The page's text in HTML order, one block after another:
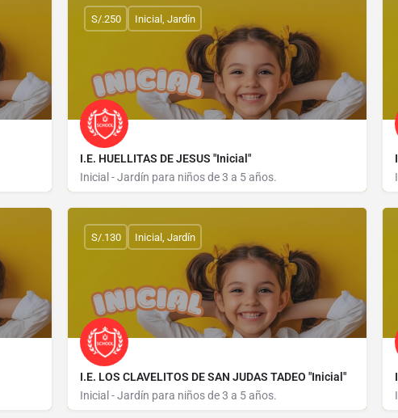
I.E. HUELLITAS DE JESUS "Inicial"
Inicial - Jardín para niños de 3 a 5 años.
S/.250 Inicial, Jardín
I.E. LOS CLAVELITOS DE SAN JUDAS TADEO "Inicial"
Inicial - Jardín para niños de 3 a 5 años.
S/.130 Inicial, Jardín